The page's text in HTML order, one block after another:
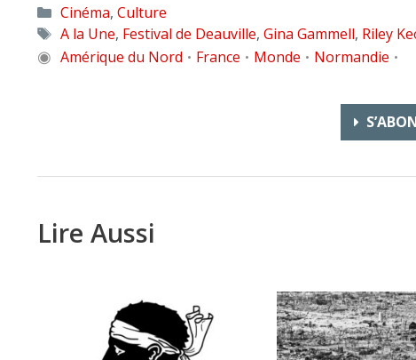
Catégories
Cinéma, Culture
Étiquettes
A la Une, Festival de Deauville, Gina Gammell, Riley
◉ Amérique du Nord • France • Monde • Normandie •
Lire Aussi